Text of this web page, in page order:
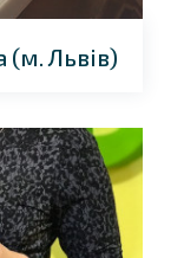
Львів)